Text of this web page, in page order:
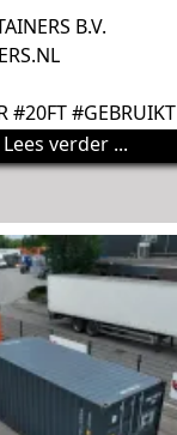
B.V.
#20FT #GEBRUIKT
Lees verder ...